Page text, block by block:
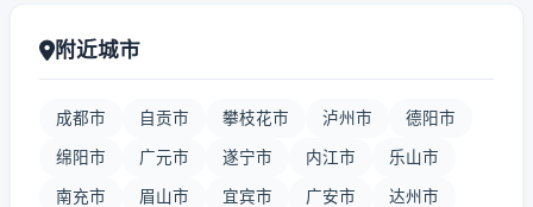
附近城市
成都市 自贡市 攀枝花市 泸州市 德阳市
绵阳市 广元市 遂宁市 内江市 乐山市
南充市 眉山市 宜宾市 广安市 达州市